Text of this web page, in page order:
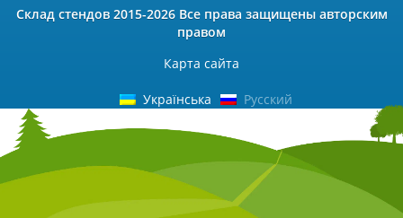
Склад стендов2015-2026 Всe права защищены авторским
правом
Карта сайта
Українська Русский